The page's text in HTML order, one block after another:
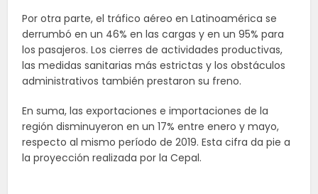
Por otra parte, el tráfico aéreo en Latinoamérica se
derrumbó en un 46% en las cargas y en un 95% para
los pasajeros. Los cierres de actividades productivas,
las medidas sanitarias más estrictas y los obstáculos
administrativos también prestaron su freno.
En suma, las exportaciones e importaciones de la
región disminuyeron en un 17% entre enero y mayo,
respecto al mismo período de 2019. Esta cifra da pie a
la proyección realizada por la Cepal.